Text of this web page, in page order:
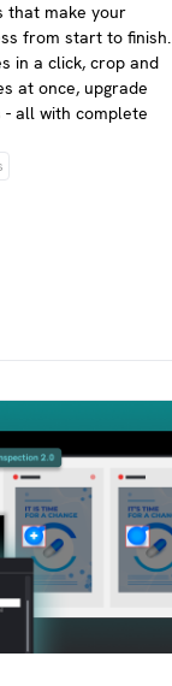
that make your
from start to finish.
in a click, crop and
at once, upgrade
all with complete